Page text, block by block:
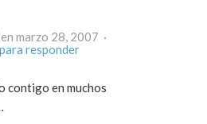
Manuel en marzo 28, 2007 ·
responder
contigo en muchos